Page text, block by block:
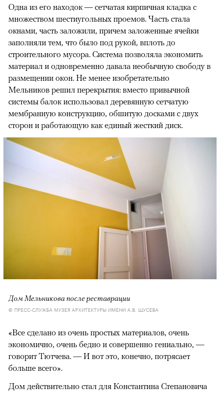
Одна из его находок — сетчатая кирпичная кладка с
множеством шестиугольных проемов. Часть стала
окнами, часть заложили, причем заложенные ячейки
заполняли тем, что было под рукой, вплоть до
строительного мусора. Система позволяла экономить
материал и одновременно давала необычную свободу в
размещении окон. Не менее изобретательно
Мельников решил перекрытия: вместо привычной
системы балок использовал деревянную сетчатую
мембранную конструкцию, обшитую досками с двух
сторон и работающую как единый жесткий диск.
Дом Мельникова после реставрации
© ПРЕСС-СЛУЖБА МУЗЕЯ АРХИТЕКТУРЫ ИМЕНИ А.В. ЩУСЕВА
«Все сделано из очень простых материалов, очень
экономично, очень бедно и совершенно гениально, —
говорит Тютчева. — И вот это, конечно, потрясает
больше всего».
Дом действительно стал для Константина Степановича